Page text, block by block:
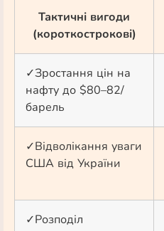
Тактичні вигоди
(короткострокові)
✓Зростання цін на
нафту до $80–82/
барель
✓Відволікання уваги
США від України
✓Розподіл